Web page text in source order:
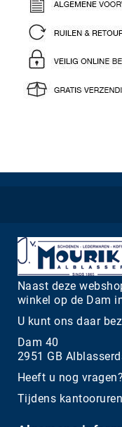
Naast deze
winkel op de Dam
U kunt ons daar
Dam 40
2951 GB
Heeft u nog vragen?
Tijdens